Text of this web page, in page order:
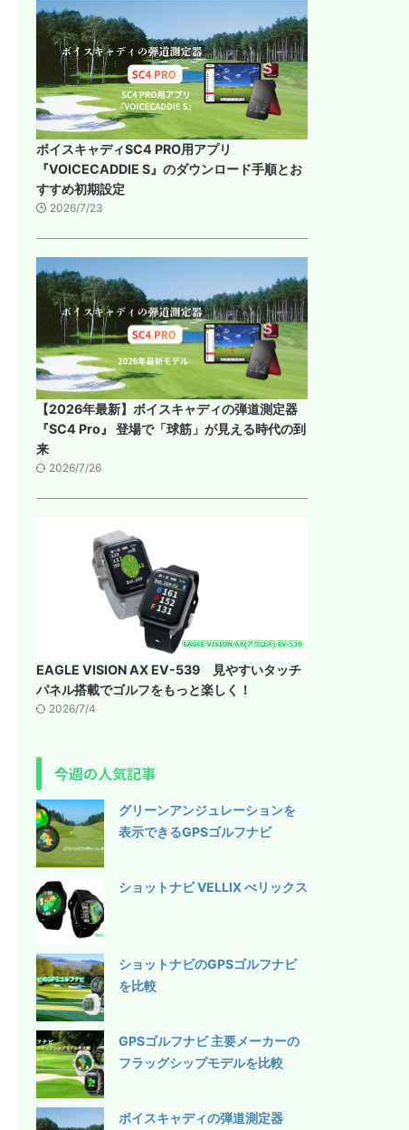
ボイスキャディSC4 PRO用アプリ
『VOICECADDIE S』のダウンロード手順とお
すすめ初期設定
2026/7/23
【2026年最新】ボイスキャディの弾道測定器
『SC4 Pro』 登場で「球筋」が見える時代の到
来
2026/7/26
EAGLE VISION AX EV-539 見やすいタッチ
パネル搭載でゴルフをもっと楽しく！
2026/7/4
今週の人気記事
グリーンアンジュレーションを
表示できるGPSゴルフナビ
ショットナビ VELLIX べリックス
ショットナビのGPSゴルフナビ
を比較
GPSゴルフナビ 主要メーカーの
フラッグシップモデルを比較
ボイスキャディの弾道測定器